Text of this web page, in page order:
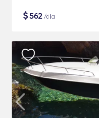
$562/dia